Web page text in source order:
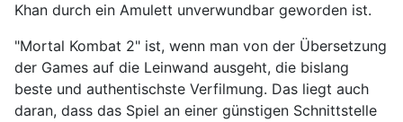
Khan durch ein Amulett unverwundbar geworden ist.
"Mortal Kombat 2" ist, wenn man von der Übersetzung
der Games auf die Leinwand ausgeht, die bislang
beste und authentischste Verfilmung. Das liegt auch
daran, dass das Spiel an einer günstigen Schnittstelle